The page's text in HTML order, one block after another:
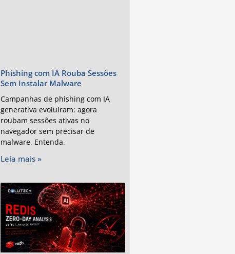
Phishing com IA Rouba Sessões
Sem Instalar Malware
Campanhas de phishing com IA
generativa evoluíram: agora
roubam sessões ativas no
navegador sem precisar de
malware. Entenda.
Leia mais »